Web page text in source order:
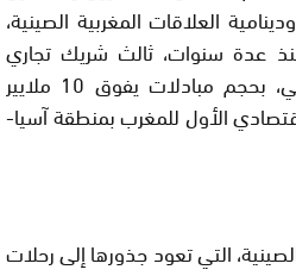
العلاقات المغربية الصينية،
عدة سنوات، ثالث شريك تجاري
للمملكة على الصعيد العالمي، بحجم مبادلات يفوق 10 ملايير
الأول للمغرب بمنطقة آسيا-
التي تعود جذورها إلى رحلات